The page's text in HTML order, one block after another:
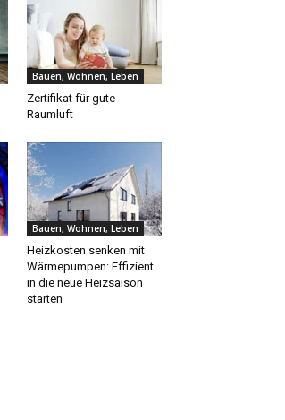
Bauen, Wohnen, Leben
Zertifikat für gute
Raumluft
Bauen, Wohnen, Leben
Heizkosten senken mit
Wärmepumpen: Effizient
in die neue Heizsaison
starten